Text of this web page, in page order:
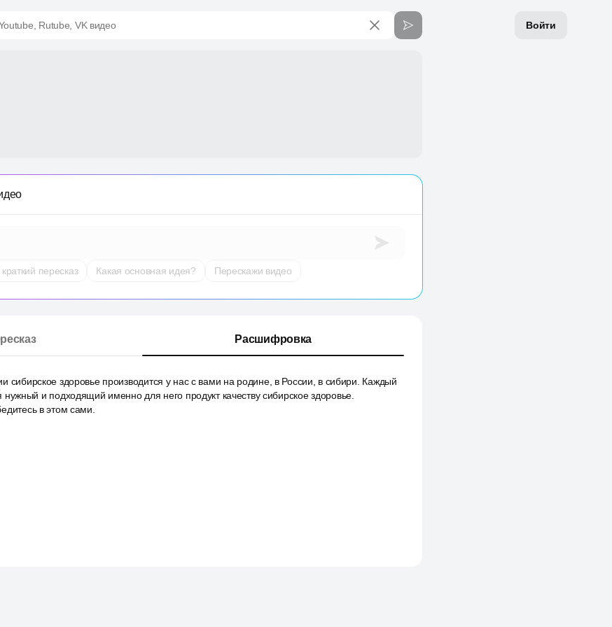
Войти
Rutube, VK видео
пересказ Какая основная идея? Перескажи видео
Расшифровка
сибирское здоровье производится у нас с вами на родине, в России, в сибири. Каждый
и подходящий именно для него продукт качеству сибирское здоровье.
в этом сами.